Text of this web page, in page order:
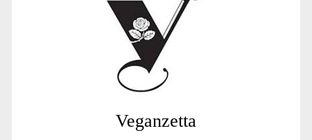
Veganzetta